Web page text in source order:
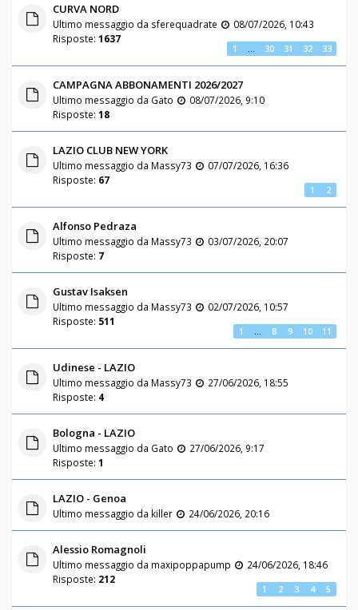
CURVA NORD
Ultimo messaggio da sferequadrate
08/07/2026, 10:43
Risposte: 1637
1 30 31 32 33
CAMPAGNA ABBONAMENTI 2026/2027
Ultimo messaggio da Gato
08/07/2026, 9:10
Risposte: 18
LAZIO CLUB NEW YORK
Ultimo messaggio da Massy73
07/07/2026, 16:36
Risposte: 67
1 2
Alfonso Pedraza
Ultimo messaggio da Massy73
03/07/2026, 20:07
Risposte: 7
Gustav Isaksen
Ultimo messaggio da Massy73
02/07/2026, 10:57
Risposte: 511
1 8 9 10 11
Udinese - LAZIO
Ultimo messaggio da Massy73
27/06/2026, 18:55
Risposte: 4
Bologna - LAZIO
Ultimo messaggio da Gato
27/06/2026, 9:17
Risposte: 1
LAZIO - Genoa
Ultimo messaggio da killer 24/06/2026, 20:16
Alessio Romagnoli
Ultimo messaggio da maxipoppapump
24/06/2026, 18:46
Risposte: 212
1 2 3 4 5